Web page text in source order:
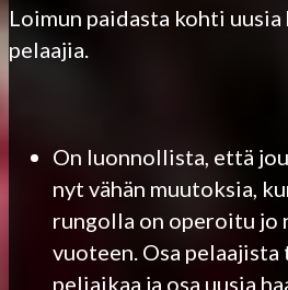
Loimun paidasta kohti
pelaajia.
On luonnollista, että
nyt vähän muutoksia,
rungolla on operoitu jo
vuoteen. Osa
peliaikaa ja osa uusia